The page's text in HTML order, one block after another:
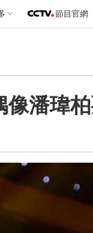
節目官網
像潘瑋